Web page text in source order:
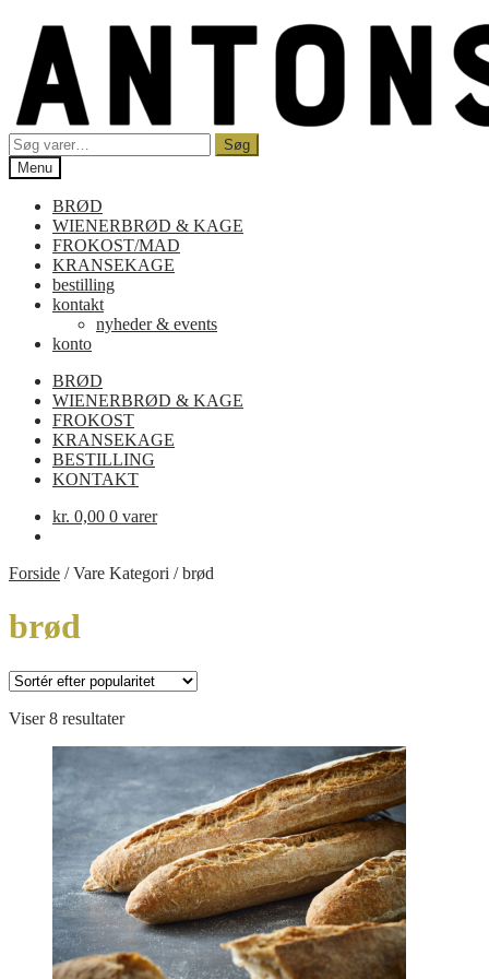
navigation
indhold
Søg
efter:
Søg
Menu
BRØD
WIENERBRØD & KAGE
FROKOST/MAD
KRANSEKAGE
bestilling
kontakt
nyheder & events
konto
BRØD
WIENERBRØD & KAGE
FROKOST
KRANSEKAGE
BESTILLING
KONTAKT
kr. 0,00 0 varer
Forside /Vare Kategori /brød
brød
Viser 8 resultaterSorteret
popularitet